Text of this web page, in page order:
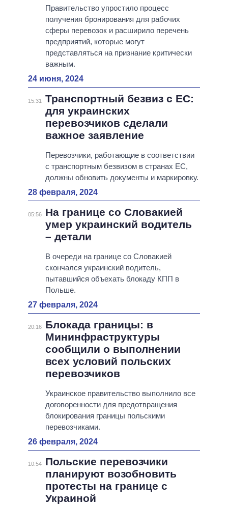
Правительство упростило процесс
получения бронирования для рабочих
сферы перевозок и расширило перечень
предприятий, которые могут
представляться на признание критически
важным.
24 июня, 2024
15:31
Транспортный безвиз с ЕС:
для украинских
перевозчиков сделали
важное заявление
Перевозчики, работающие в соответствии
с транспортным безвизом в странах ЕС,
должны обновить документы и маркировку.
28 февраля, 2024
05:56
На границе со Словакией
умер украинский водитель
– детали
В очереди на границе со Словакией
скончался украинский водитель,
пытавшийся объехать блокаду КПП в
Польше.
27 февраля, 2024
20:16
Блокада границы: в
Мининфраструктуры
сообщили о выполнении
всех условий польских
перевозчиков
Украинское правительство выполнило все
договоренности для предотвращения
блокирования границы польскими
перевозчиками.
26 февраля, 2024
10:54
Польские перевозчики
планируют возобновить
протесты на границе с
Украиной